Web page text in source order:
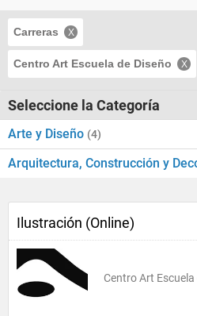
Carreras
Centro Art Escuela de Diseño
Seleccione la Categoría
Arte y Diseño (4)
Arquitectura, Construcción y
Ilustración (Online)
Centro Art Escuela